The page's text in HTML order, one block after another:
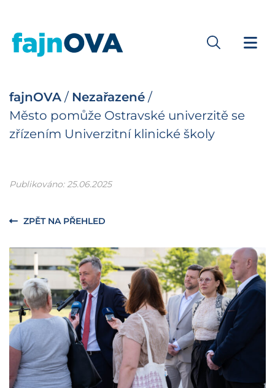
fajnOVA / Nezařazené /
Město pomůže Ostravské univerzitě se
zřízením Univerzitní klinické školy
Publikováno: 25.06.2025
ZPĚT NA PŘEHLED